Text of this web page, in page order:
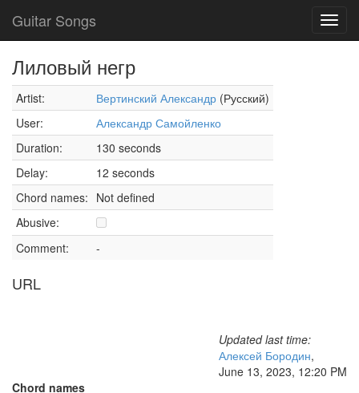
Guitar Songs
Лиловый негр
Artist: Вертинский Александр (Русский)
User:
Александр Самойленко
Duration:
130 seconds
Delay:
12 seconds
Chord names: Not defined
Abusive:
Comment:
-
URL
Updated last time:
Алексей Бородин,
June 13, 2023, 12:20 PM
Chord names